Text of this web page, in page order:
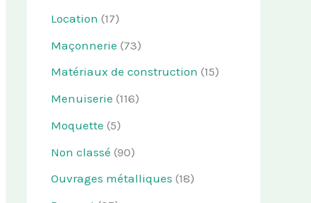
Location (17)
Maçonnerie (73)
Matériaux de construction (15)
Menuiserie (116)
Moquette (5)
Non classé (90)
Ouvrages métalliques (18)